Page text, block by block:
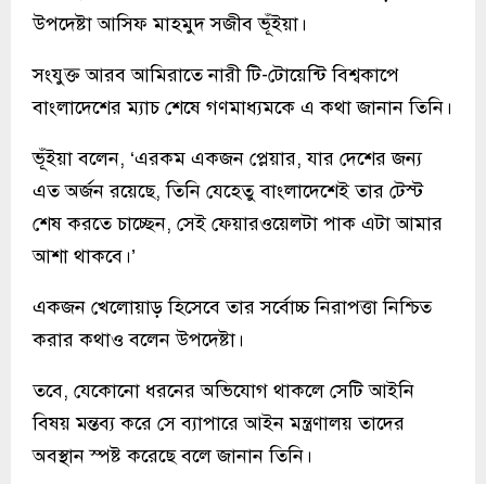
উপদেষ্টা আসিফ মাহমুদ সজীব ভূঁইয়া।
সংযুক্ত আরব আমিরাতে নারী টি-টোয়েন্টি বিশ্বকাপে
বাংলাদেশের ম্যাচ শেষে গণমাধ্যমকে এ কথা জানান তিনি।
ভূঁইয়া বলেন, ‘এরকম একজন প্লেয়ার, যার দেশের জন্য
এত অর্জন রয়েছে, তিনি যেহেতু বাংলাদেশেই তার টেস্ট
শেষ করতে চাচ্ছেন, সেই ফেয়ারওয়েলটা পাক এটা আমার
আশা থাকবে।’
একজন খেলোয়াড় হিসেবে তার সর্বোচ্চ নিরাপত্তা নিশ্চিত
করার কথাও বলেন উপদেষ্টা।
তবে, যেকোনো ধরনের অভিযোগ থাকলে সেটি আইনি
বিষয় মন্তব্য করে সে ব্যাপারে আইন মন্ত্রণালয় তাদের
অবস্থান স্পষ্ট করেছে বলে জানান তিনি।